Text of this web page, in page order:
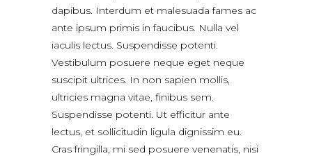
dapibus. Interdum et malesuada fames ac
ante ipsum primis in faucibus. Nulla vel
iaculis lectus. Suspendisse potenti.
Vestibulum posuere neque eget neque
suscipit ultrices. In non sapien mollis,
ultricies magna vitae, finibus sem.
Suspendisse potenti. Ut efficitur ante
lectus, et sollicitudin ligula dignissim eu.
Cras fringilla, mi sed posuere venenatis, nisi